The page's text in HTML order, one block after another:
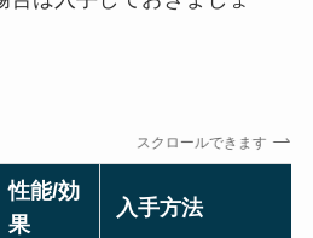
スクロールできます
性能/効
果
入手方法